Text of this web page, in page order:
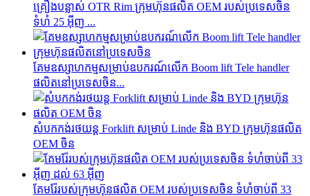
គ្រឿងបន្លាស់ OTR Rim ក្រុមហ៊ុនផលិត OEM របស់ប្រទេសចិន
ទំហំ 25 អ៊ីញ ...
គែមឧស្សាហកម្មសម្រាប់ឧបករណ៍លើក Boom lift Tele handler
ផលិតនៅប្រទេសចិន...
សំបកកង់រថយន្ត Forklift សម្រាប់ Linde និង BYD ក្រុមហ៊ុនផលិត
OEM ចិន
គែម​រ៉ែ​របស់​ក្រុមហ៊ុន​ផលិត OEM របស់​ប្រទេស​ចិន ទំហំ​ចាប់ពី 33